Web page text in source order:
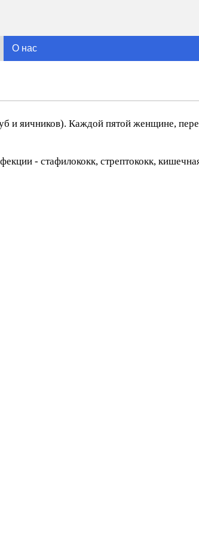
О нас
и яичников). Каждой пятой женщине,
- стафилококк, стрептококк,